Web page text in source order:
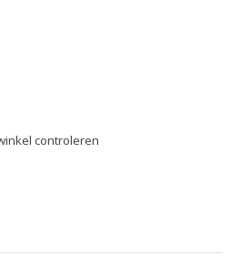
product is
controleren